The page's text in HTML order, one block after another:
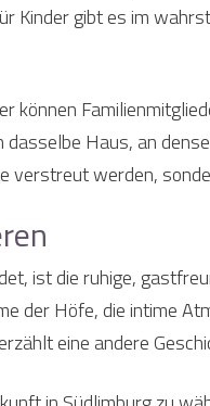
Kinder gibt es im
Haus, an
werden,
ist die ruhige,
der Höfe, die intime
eine andere